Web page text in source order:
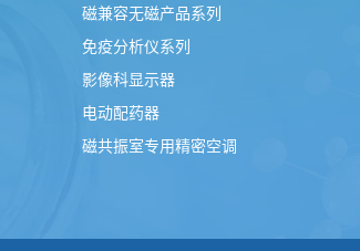
磁兼容无磁产品系列
免疫分析仪系列
影像科显示器
电动配药器
磁共振室专用精密空调